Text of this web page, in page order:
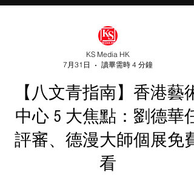
KS Media HK
7月31日
讀畢需時 4 分鐘
【八文青指南】香港藝術
中心 5 大焦點：劉德華任